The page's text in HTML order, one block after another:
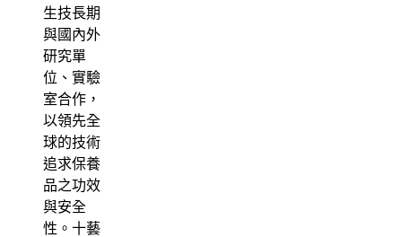
生技長期
與國內外
研究單
位、實驗
室合作，
以領先全
球的技術
追求保養
品之功效
與安全
性。十藝